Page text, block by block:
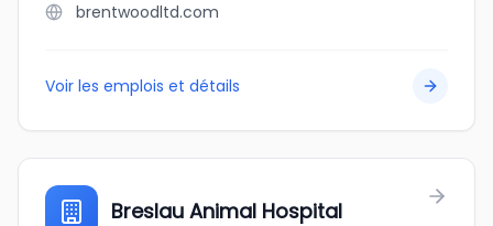
brentwoodltd.com
Voir les emplois et détails
Breslau Animal Hospital